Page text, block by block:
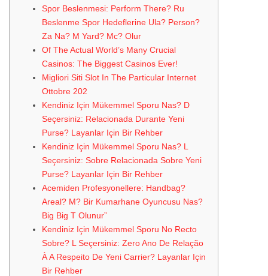
Spor Beslenmesi: Perform There? Ru
Beslenme Spor Hedeflerine Ula? Person?
Za Na? M Yard? Mc? Olur
Of The Actual World’s Many Crucial
Casinos: The Biggest Casinos Ever!
Migliori Siti Slot In The Particular Internet
Ottobre 202
Kendiniz Için Mükemmel Sporu Nas? D
Seçersiniz: Relacionada Durante Yeni
Purse? Layanlar Için Bir Rehber
Kendiniz Için Mükemmel Sporu Nas? L
Seçersiniz: Sobre Relacionada Sobre Yeni
Purse? Layanlar Için Bir Rehber
Acemiden Profesyonellere: Handbag?
Areal? M? Bir Kumarhane Oyuncusu Nas?
Big Big T Olunur”
Kendiniz Için Mükemmel Sporu No Recto
Sobre? L Seçersiniz: Zero Ano De Relação
À A Respeito De Yeni Carrier? Layanlar Için
Bir Rehber